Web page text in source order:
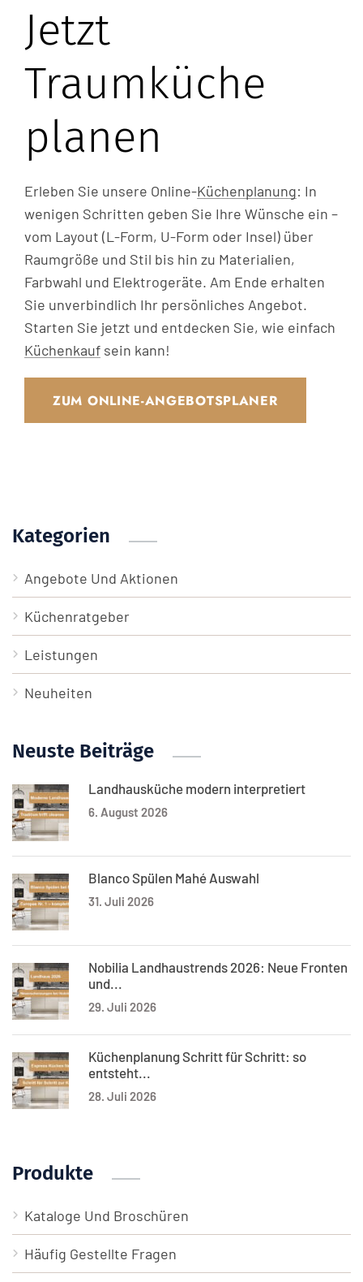
Jetzt
Traumküche
planen
Erleben Sie unsere Online-Küchenplanung: In
wenigen Schritten geben Sie Ihre Wünsche ein –
vom Layout (L-Form, U-Form oder Insel) über
Raumgröße und Stil bis hin zu Materialien,
Farbwahl und Elektrogeräte. Am Ende erhalten
Sie unverbindlich Ihr persönliches Angebot.
Starten Sie jetzt und entdecken Sie, wie einfach
Küchenkauf sein kann!
ZUM ONLINE-ANGEBOTSPLANER
Kategorien
Angebote Und Aktionen
Küchenratgeber
Leistungen
Neuheiten
Neuste Beiträge
Landhausküche modern interpretiert
6. August 2026
Blanco Spülen Mahé Auswahl
31. Juli 2026
Nobilia Landhaustrends 2026: Neue Fronten
und...
29. Juli 2026
Küchenplanung Schritt für Schritt: so
entsteht...
28. Juli 2026
Produkte
Kataloge Und Broschüren
Häufig Gestellte Fragen